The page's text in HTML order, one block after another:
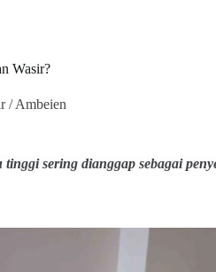
Wasir?
/ Ambeien
sering dianggap sebagai